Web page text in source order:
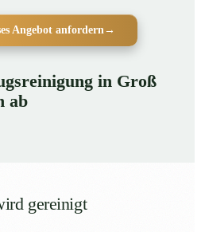
Angebot anfordern →
in Groß
ab
gereinigt